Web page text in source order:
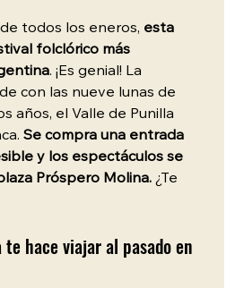
todos los eneros, esta
folclórico más
. ¡Es genial! La
con las nueve lunas de
años, el Valle de Punilla
Se compra una entrada
y los espectáculos se
Próspero Molina. ¿Te
hace viajar al pasado en